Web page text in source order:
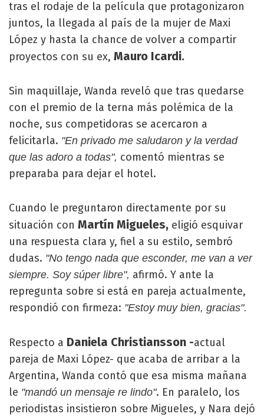
tras el rodaje de la película que protagonizaron
juntos, la llegada al país de la mujer de Maxi
López y hasta la chance de volver a compartir
proyectos con su ex, Mauro Icardi.
Sin maquillaje, Wanda reveló que tras quedarse
con el premio de la terna más polémica de la
noche, sus competidoras se acercaron a
felicitarla. "En privado me saludaron y la verdad
que las adoro a todas", comentó mientras se
preparaba para dejar el hotel.
Cuando le preguntaron directamente por su
situación con Martín Migueles, eligió esquivar
una respuesta clara y, fiel a su estilo, sembró
dudas. "No tengo nada que esconder, me van a ver
siempre. Soy súper libre", afirmó. Y ante la
repregunta sobre si está en pareja actualmente,
respondió con firmeza: "Estoy muy bien, gracias".
Respecto a Daniela Christiansson -actual
pareja de Maxi López- que acaba de arribar a la
Argentina, Wanda contó que esa misma mañana
le "mandó un mensaje re lindo". En paralelo, los
periodistas insistieron sobre Migueles, y Nara dejó